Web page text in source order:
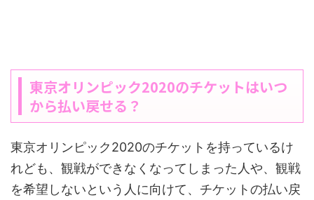
東京オリンピック2020のチケットはいつ
から払い戻せる？
東京オリンピック2020のチケットを持っているけ
れども、観戦ができなくなってしまった人や、観戦
を希望しないという人に向けて、チケットの払い戻